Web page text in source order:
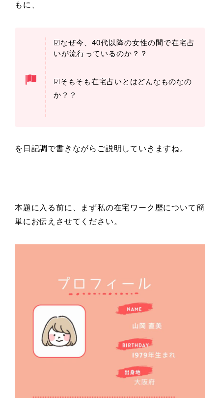
もに、
☑なぜ今、40代以降の女性の間で在宅占
いが流行っているのか？？
☑そもそも在宅占いとはどんなものなの
か？？
を日記調で書きながらご説明していきますね。
本題に入る前に、まず私の在宅ワーク歴について簡
単にお伝えさせてください。